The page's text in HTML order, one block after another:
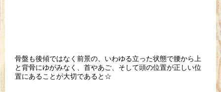
骨盤も後傾ではなく前景の、いわゆる立った状態で腰から上
と背骨にゆがみなく、首やあご、そして頭の位置が正しい位
置にあることが大切であると☆